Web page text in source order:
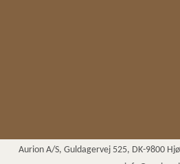
Aurion A/S, Guldagervej 525, DK-9800